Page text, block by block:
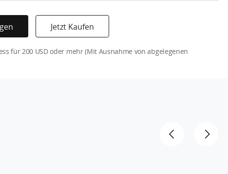
Jetzt Kaufen
für 200 USD oder mehr (Mit Ausnahme von abgelegenen